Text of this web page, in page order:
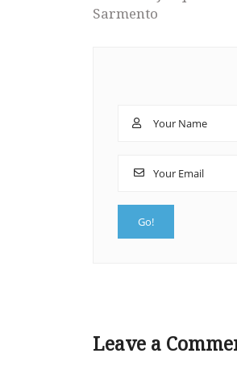
Sarmento
Leave a